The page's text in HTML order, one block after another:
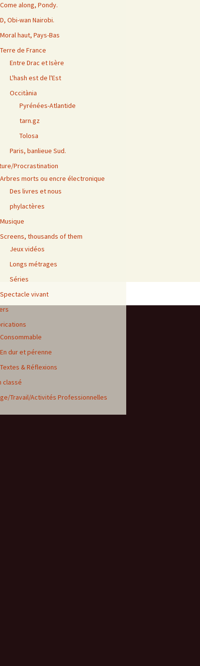
Come along, Pondy.
D, Obi-wan Nairobi.
Moral haut, Pays-Bas
Terre de France
Entre Drac et Isère
L'hash est de l'Est
Occitània
Pyrénées-Atlantide
tarn.gz
Tolosa
Paris, banlieue Sud.
Procrastination
Arbres morts ou encre électronique
Des livres et nous
phylactères
Musique
Screens, thousands of them
Jeux vidéos
Longs métrages
Séries
Spectacle vivant
Consommable
En dur et pérenne
Textes & Réflexions
classé
Travail/Activités Professionnelles